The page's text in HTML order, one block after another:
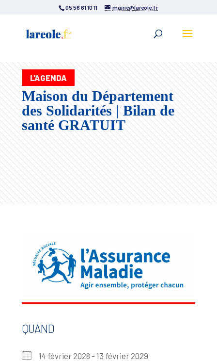
05 56 61 10 11 mairie@lareole.fr
L'AGENDA
Maison du Département
des Solidarités | Bilan de
santé GRATUIT
QUAND
14 février 2028 - 13 février 2029